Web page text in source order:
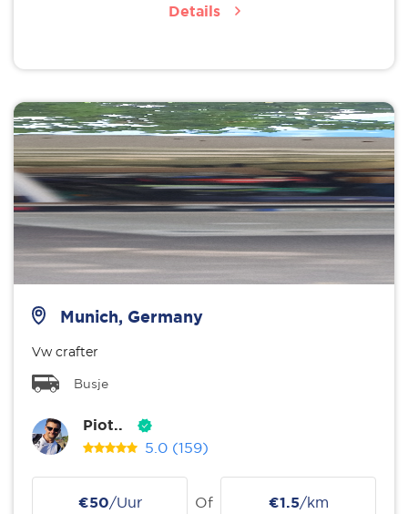
Details
Munich, Germany
Vw crafter
Busje
Piot..
5.0 (159)
€50/Uur Of €1.5/km